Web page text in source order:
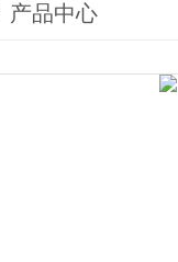
产品中心